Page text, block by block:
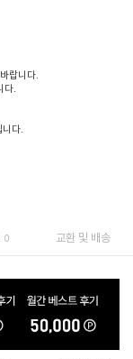
랍니다.
다.
다.
0 교환 및 배송